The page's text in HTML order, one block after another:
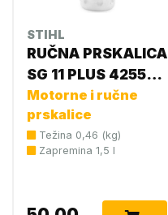
STIHL
RUČNA PRSKALICA
SG 11 PLUS 4255
019 4912
Motorne i ručne
prskalice
Težina 0,46 (kg)
Zapremina 1,5 l